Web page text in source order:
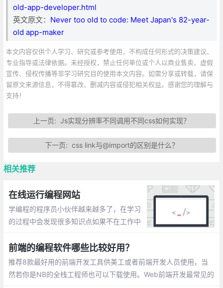
old-app-developer.html
英文原文： Never too old to code: Meet Japan's 82-year-
old app-maker
本文内容仅供个人学习、研究或参考使用，不构成任何形式的决策建议、
专业指导或法律依据。未经授权，禁止任何单位或个人以商业售卖、虚假
宣传、侵权传播等非学习研究目的使用本文内容。如需分享或转载，请保
留原文来源信息，不得篡改、删减内容或侵犯相关权益。感谢您的理解与
支持！
上一页:Js实现分辨率不同调用不同css如何实现？
下一页:css link与@import的区别是什么？
相关推荐
在线运行编程网站
学编程的程序员小伙伴越来越多了，在学习
的过程中会发现很多知识点如果不在工作中
何技能的掌握都是需要不断练习的。在此整
理一些在线运行编程的网站。
前端的编程软件哪些比较好用？
推荐8款最好用的前端开发工具供美工或者前端开发人员使用，当
然若你是NB的全栈工程师也可以下载使用。Web前端开发最常见的